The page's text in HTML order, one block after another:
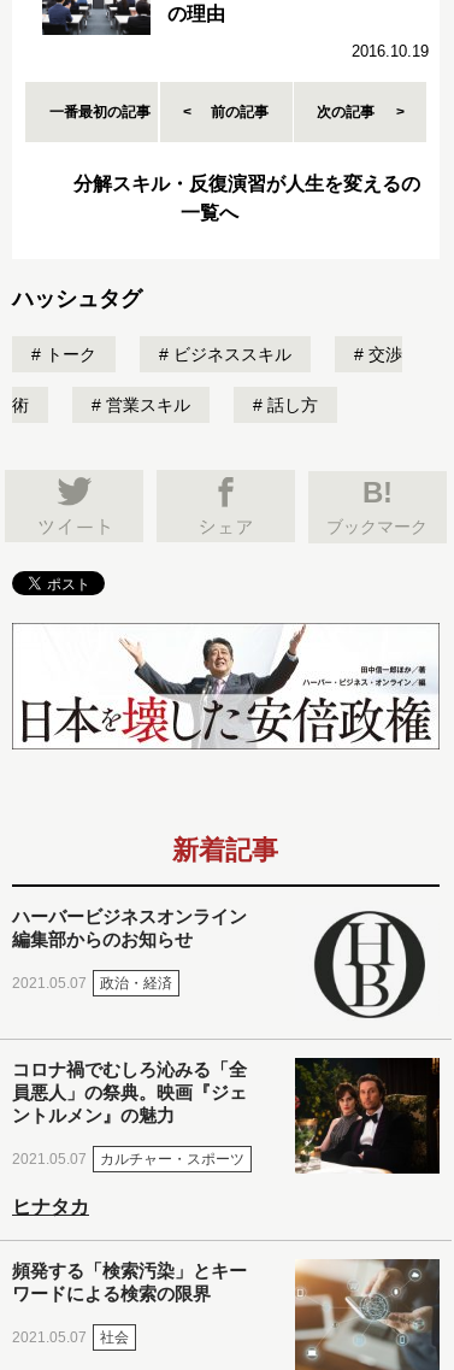
の理由
2016.10.19
一番最初の記事 前の記事 次の記事
分解スキル・反復演習が人生を変えるの
一覧へ
ハッシュタグ
トーク ビジネススキル 交渉
術 営業スキル 話し方
B!
ブックマーク
新着記事
ハーバービジネスオンライン
編集部からのお知らせ
2021.05.07 政治・経済
コロナ禍でむしろ沁みる「全
員悪人」の祭典。映画『ジェ
ントルメン』の魅力
2021.05.07 カルチャー・スポーツ
ヒナタカ
頻発する「検索汚染」とキー
ワードによる検索の限界
2021.05.07 社会